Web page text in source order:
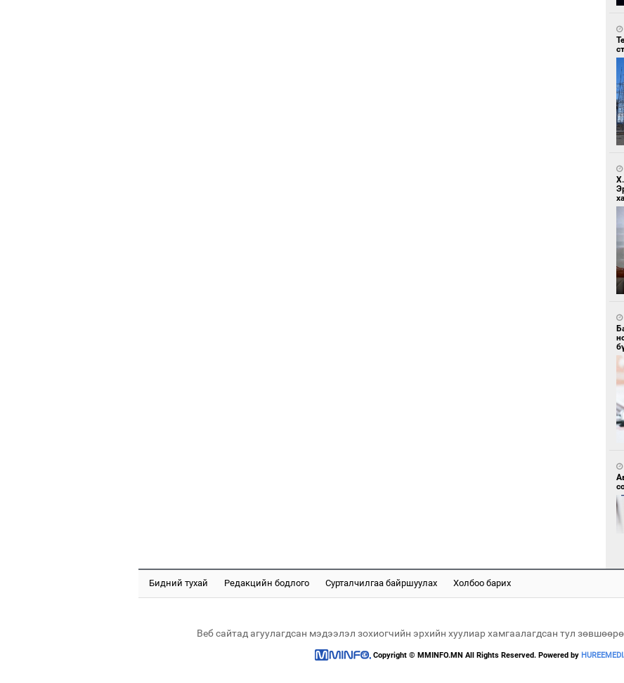
Бидний тухай Редакцийн бодлого Сурталчилгаа байршуулах Холбоо барих
Веб сайтад агуулагдсан мэдээлэл зохиогчийн эрхийн хуулиар хамгаалагдсан тул
Copyright © MMINFO.MN All Rights Reserved. Powered by